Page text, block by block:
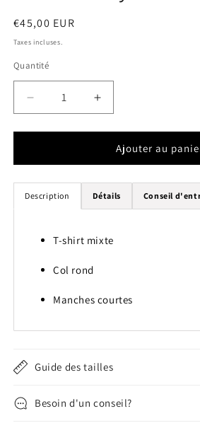
Prix
habituel
€45,00 EUR
Taxes incluses.
Quantité
Quantité
Réduire
la
quantité
T-
&quot;Recyclette&quot;
Augmenter
la
quantité
T-
Ajouter au
Description Détails Conseil
T-shirt mixte
Col rond
Manches courtes
Guide des tailles
Besoin d'un conseil?